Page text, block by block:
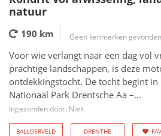
natuur
190 km Geen kenmerken gevonden
Voor wie verlangt naar een dag vol
prachtige landschappen, is deze
ontdekkingstocht. De tocht begint
Nationaal Park Drentsche Aa –...
Ingezonden door: Niek
BALLOERVELD DRENTHE